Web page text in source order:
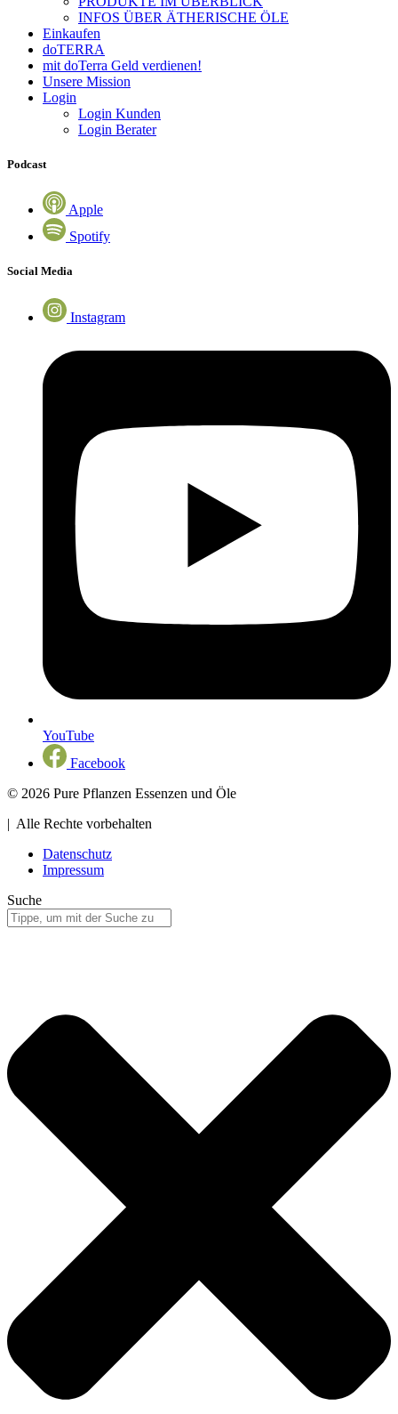
INFOS ÜBER ÄTHERISCHE ÖLE
Einkaufen
doTERRA
mit doTerra Geld verdienen!
Unsere Mission
Login
Login Kunden
Login Berater
Podcast
Apple
Spotify
Social Media
Instagram
YouTube
Facebook
© 2026 Pure Pflanzen Essenzen und Öle
| Alle Rechte vorbehalten
Datenschutz
Impressum
Suche